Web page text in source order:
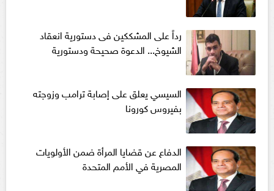
رداً على المشككين فى دستورية انعقاد
الشيوخ... الدعوة صحيحة ودستورية
السيسي يعلق على إصابة ترامب وزوجته
بفيروس كورونا
الدفاع عن قضايا المرأة ضمن الأولويات
المصرية في الأمم المتحدة